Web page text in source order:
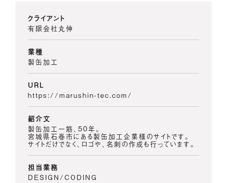
クライアント
有限会社丸伸
業種
製缶加工
URL
https://marushin-tec.com/
紹介文
製缶加工一筋、50年。
宮城県石巻市にある製缶加工企業様のサイトです。
サイトだけでなく、ロゴや、名刺の作成も行っています。
担当業務
DESIGN/CODING